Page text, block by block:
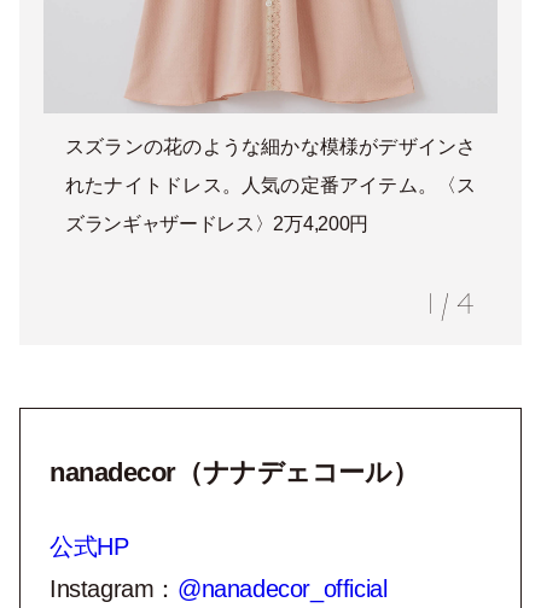
スズランの花のような細かな模様がデザインさ
れたナイトドレス。人気の定番アイテム。〈ス
ズランギャザードレス〉2万4,200円
1 / 4
nanadecor（ナナデェコール）
公式HP
Instagram： @nanadecor_official